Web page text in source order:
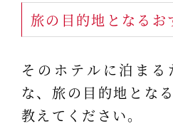
旅の目的地となるお
そのホテルに泊まる
な、旅の目的地とな
教えてください。